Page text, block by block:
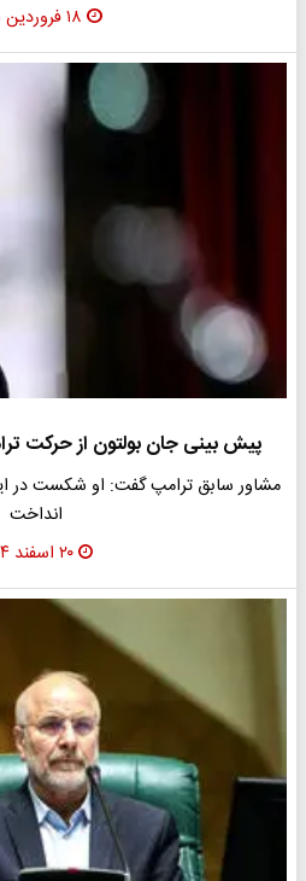
۱۸ فروردین ۱۴۰۵
پیش بینی جان بولتون از حرکت
مشاور سابق ترامپ گفت: او شکست در
انداخت
۲۰ اسفند ۱۴۰۴